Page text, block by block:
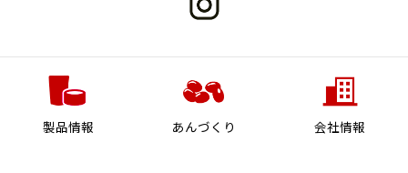
製品情報 あんづくり 会社情報